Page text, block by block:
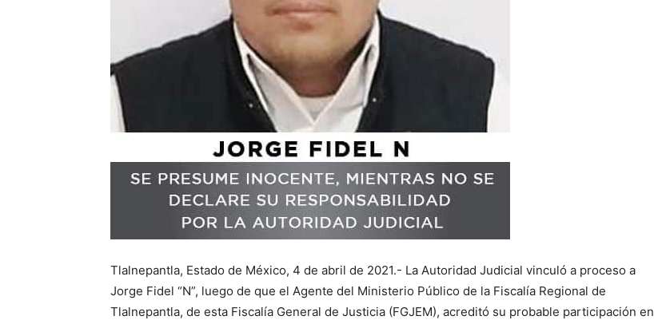
Tlalnepantla, Estado de México, 4 de abril de 2021.- La Autoridad Judicial vinculó a proceso a
Jorge Fidel “N”, luego de que el Agente del Ministerio Público de la Fiscalía Regional de
Tlalnepantla, de esta Fiscalía General de Justicia (FGJEM), acreditó su probable participación en